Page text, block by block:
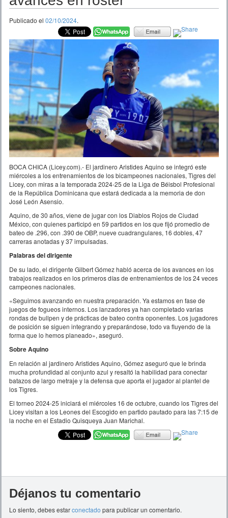
Publicado el 02/10/2024.
BOCA CHICA (Licey.com).- El jardinero Aristides Aquino se integró este
miércoles a los entrenamientos de los bicampeones nacionales, Tigres del
Licey, con miras a la temporada 2024-25 de la Liga de Béisbol Profesional
de la República Dominicana que estará dedicada a la memoria de don
José León Asensio.
Aquino, de 30 años, viene de jugar con los Diablos Rojos de Ciudad
México, con quienes participó en 59 partidos en los que fijó promedio de
bateo de .296, con .390 de OBP, nueve cuadrangulares, 16 dobles, 47
carreras anotadas y 37 impulsadas.
Palabras del dirigente
De su lado, el dirigente Gilbert Gómez habló acerca de los avances en los
trabajos realizados en los primeros días de entrenamientos de los 24 veces
campeones nacionales.
«Seguimos avanzando en nuestra preparación. Ya estamos en fase de
juegos de fogueos internos. Los lanzadores ya han completado varias
rondas de bullpen y de prácticas de bateo contra oponentes. Los jugadores
de posición se siguen integrando y preparándose, todo va fluyendo de la
forma que lo hemos planeado», aseguró.
Sobre Aquino
En relación al jardinero Aristides Aquino, Gómez aseguró que le brinda
mucha profundidad al conjunto azul y resaltó la habilidad para conectar
batazos de largo metraje y la defensa que aporta el jugador al plantel de
los Tigres.
El torneo 2024-25 iniciará el miércoles 16 de octubre, cuando los Tigres del
Licey visitan a los Leones del Escogido en partido pautado para las 7:15 de
la noche en el Estadio Quisqueya Juan Marichal.
Déjanos tu comentario
Lo siento, debes estarconectado para publicar un comentario.